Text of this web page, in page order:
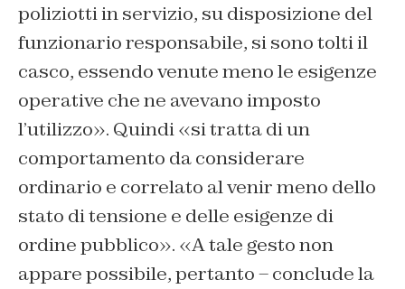
poliziotti in servizio, su disposizione del
funzionario responsabile, si sono tolti il
casco, essendo venute meno le esigenze
operative che ne avevano imposto
l’utilizzo». Quindi «si tratta di un
comportamento da considerare
ordinario e correlato al venir meno dello
stato di tensione e delle esigenze di
ordine pubblico». «A tale gesto non
appare possibile, pertanto – conclude la